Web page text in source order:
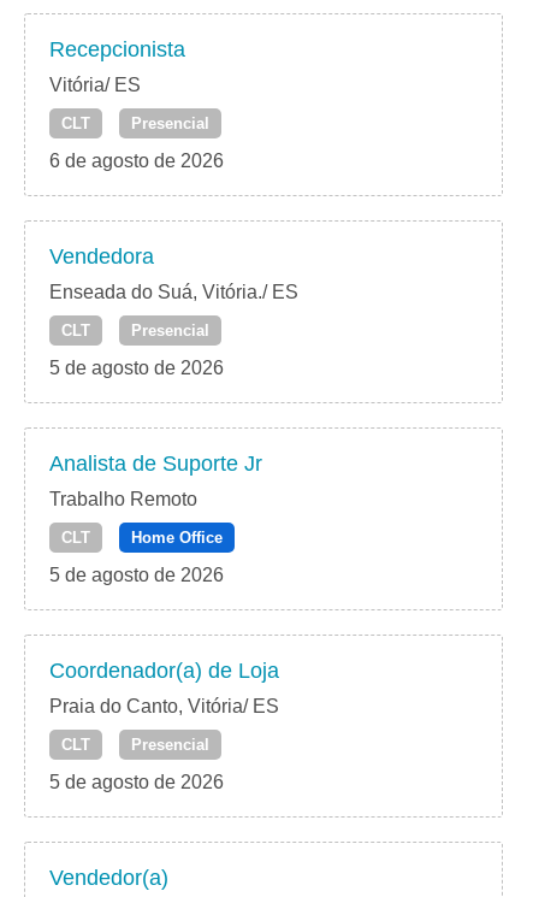
Recepcionista
Vitória/ ES
CLT Presencial
6 de agosto de 2026
Vendedora
Enseada do Suá, Vitória./ ES
CLT Presencial
5 de agosto de 2026
Analista de Suporte Jr
Trabalho Remoto
CLT Home Office
5 de agosto de 2026
Coordenador(a) de Loja
Praia do Canto, Vitória/ ES
CLT Presencial
5 de agosto de 2026
Vendedor(a)